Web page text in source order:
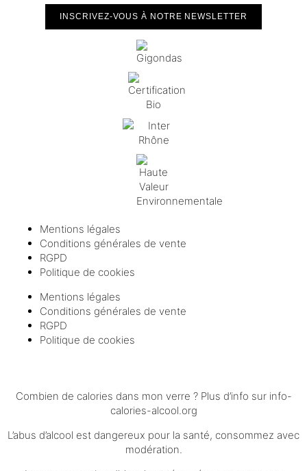
INSCRIVEZ-VOUS À NOTRE NEWSLETTER
Mentions légales
Conditions générales de vente
RGPD
Politique de cookies
Mentions légales
Conditions générales de vente
RGPD
Politique de cookies
Combien de calories dans mon verre ? Plus d’info sur info-
calories-alcool.org
L’abus d’alcool est dangereux pour la santé, consommez avec
modération.